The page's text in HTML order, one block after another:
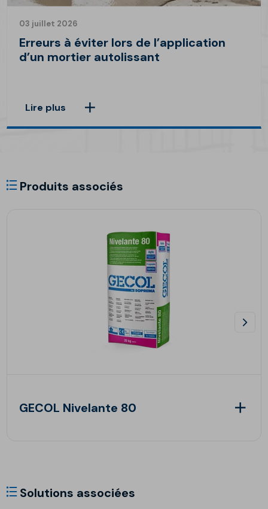
03 juillet 2026
Erreurs à éviter lors de l’application
d’un mortier autolissant
Lire plus
Produits associés
GECOL Nivelante 80
Solutions associées